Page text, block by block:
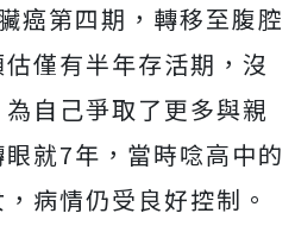
癌第四期，轉移至腹腔
僅有半年存活期，沒
自己爭取了更多與親
就7年，當時唸高中的
病情仍受良好控制。